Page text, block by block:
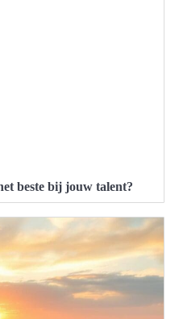
beste bij jouw talent?